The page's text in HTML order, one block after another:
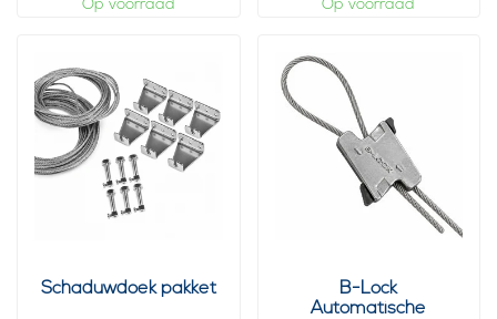
Op voorraad Op voorraad
Schaduwdoek pakket
B-Lock
Automatische